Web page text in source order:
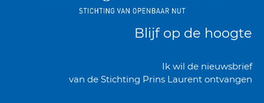
Blijf op de hoogte
Ik wil de nieuwsbrief
van de Stichting Prins Laurent ontvangen